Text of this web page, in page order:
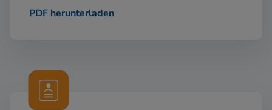
PDF herunterladen